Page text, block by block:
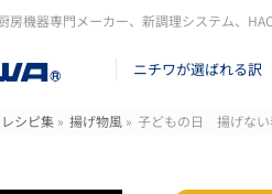
房機器専門メーカー、新調理システム、
ニチワが選ばれる訳
シピ集 » 揚げ物風 » 子どもの日 揚げない